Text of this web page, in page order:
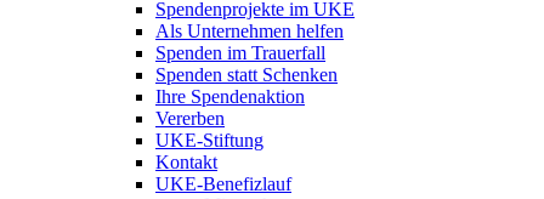
Spendenprojekte im UKE
Als Unternehmen helfen
Spenden im Trauerfall
Spenden statt Schenken
Ihre Spendenaktion
Vererben
UKE-Stiftung
Kontakt
UKE-Benefizlauf